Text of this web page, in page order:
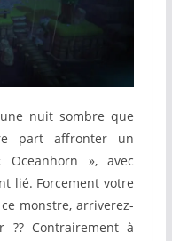
nuit sombre que
part affronter un
», avec
lié. Forcement votre
monstre, arriverez-
Contrairement à